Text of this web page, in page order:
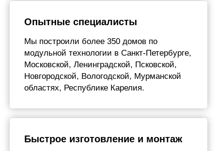
Опытные специалисты
Мы построили более 350 домов по
модульной технологии в Санкт-Петербурге,
Московской, Ленинградской, Псковской,
Новгородской, Вологодской, Мурманской
областях, Республике Карелия.
Быстрое изготовление и монтаж